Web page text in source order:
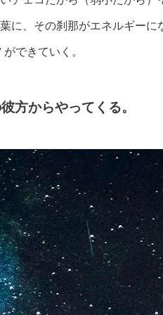
に、その刹那がエネルギーに
できていく。
方からやってくる。